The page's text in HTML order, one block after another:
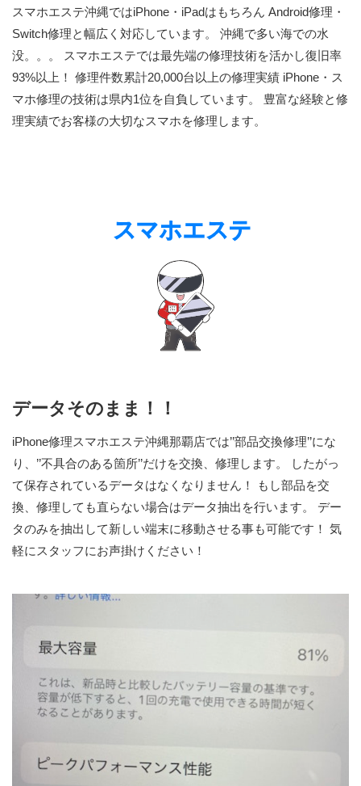
スマホエステ沖縄ではiPhone・iPadはもちろん Android修理・
Switch修理と幅広く対応しています。 沖縄で多い海での水
没。。。 スマホエステでは最先端の修理技術を活かし復旧率
93%以上！ 修理件数累計20,000台以上の修理実績 iPhone・ス
マホ修理の技術は県内1位を自負しています。 豊富な経験と修
理実績でお客様の大切なスマホを修理します。
データそのまま！！
iPhone修理スマホエステ沖縄那覇店では’’部品交換修理’’にな
り、’’不具合のある箇所’’だけを交換、修理します。 したがっ
て保存されているデータはなくなりません！ もし部品を交
換、修理しても直らない場合はデータ抽出を行います。 デー
タのみを抽出して新しい端末に移動させる事も可能です！ 気
軽にスタッフにお声掛けください！